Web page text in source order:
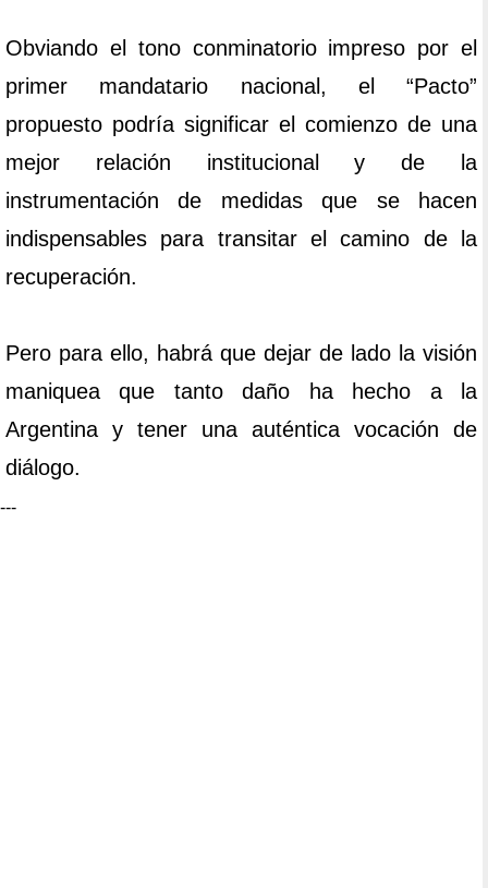
Obviando el tono conminatorio impreso por el
primer mandatario nacional, el “Pacto”
propuesto podría significar el comienzo de una
mejor relación institucional y de la
instrumentación de medidas que se hacen
indispensables para transitar el camino de la
recuperación.
Pero para ello, habrá que dejar de lado la visión
maniquea que tanto daño ha hecho a la
Argentina y tener una auténtica vocación de
diálogo.
---